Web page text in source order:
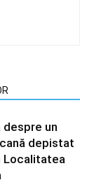
un
depistat
Localitatea